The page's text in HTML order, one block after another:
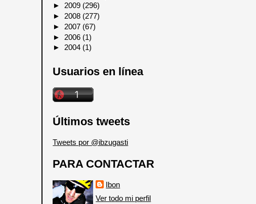
►2009 (296)
► 2008 (277)
► 2007 (67)
► 2006 (1)
► 2004 (1)
Usuarios en línea
Últimos tweets
Tweets por @ibzugasti
PARA CONTACTAR
Ibon
Ver todo mi perfil